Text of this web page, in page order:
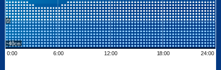
0
-40
0:00
6:00 12:00 18:00 24:00